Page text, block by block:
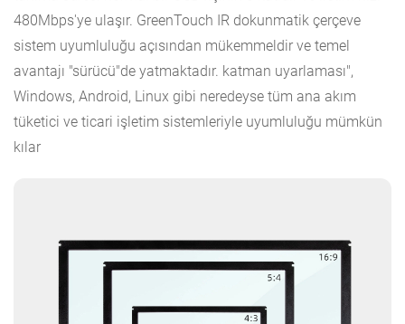
480Mbps'ye ulaşır. GreenTouch IR dokunmatik çerçeve
sistem uyumluluğu açısından mükemmeldir ve temel
avantajı "sürücü"de yatmaktadır. katman uyarlaması",
Windows, Android, Linux gibi neredeyse tüm ana akım
tüketici ve ticari işletim sistemleriyle uyumluluğu mümkün
kılar